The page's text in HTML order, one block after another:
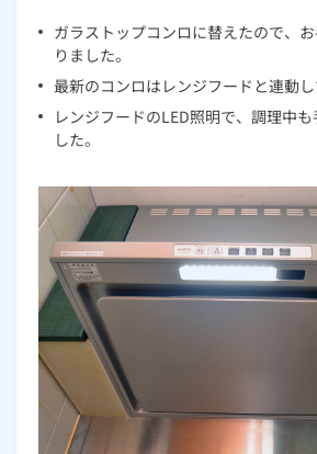
ガラストップコンロに替えたので、
りました。
最新のコンロはレンジフードと連動し
レンジフードのLED照明で、調理中
した。